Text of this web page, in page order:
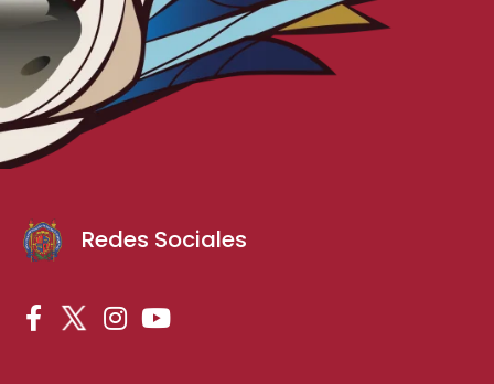
Redes Sociales